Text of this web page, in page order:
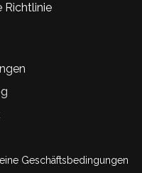
Richtlinie
Geschäftsbedingungen